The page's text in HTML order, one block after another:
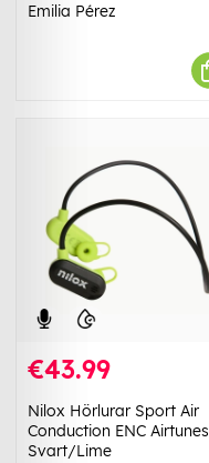
Emilia Pérez
€43.99
Nilox Hörlurar Sport Air
Conduction ENC Airtunes
Svart/Lime